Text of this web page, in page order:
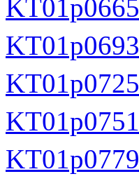
KT01p0665
KT01p0693
KT01p0725
KT01p0751
KT01p0779